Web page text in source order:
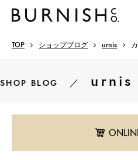
TOP ショップブログ urnis
SHOP BLOG ／ urnis